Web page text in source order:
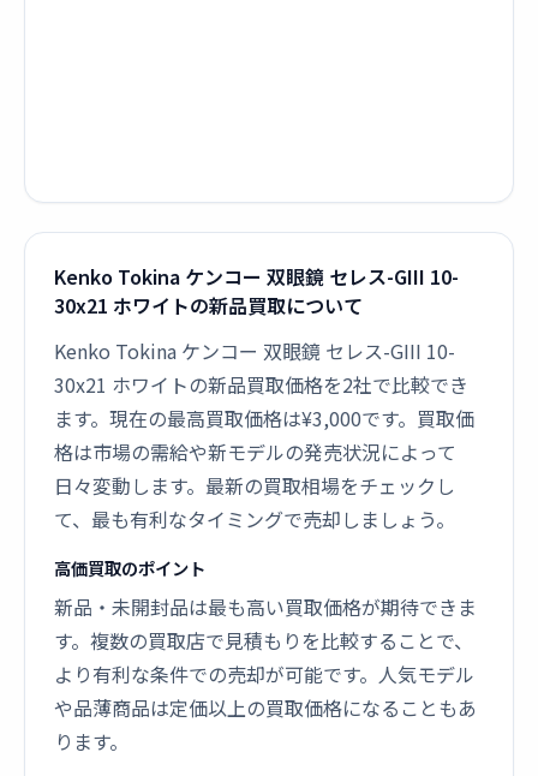
Kenko Tokina ケンコー 双眼鏡 セレス-GIII 10-
30x21 ホワイトの新品買取について
Kenko Tokina ケンコー 双眼鏡 セレス-GIII 10-
30x21 ホワイトの新品買取価格を2社で比較でき
ます。現在の最高買取価格は¥3,000です。買取価
格は市場の需給や新モデルの発売状況によって
日々変動します。最新の買取相場をチェックし
て、最も有利なタイミングで売却しましょう。
高価買取のポイント
新品・未開封品は最も高い買取価格が期待できま
す。複数の買取店で見積もりを比較することで、
より有利な条件での売却が可能です。人気モデル
や品薄商品は定価以上の買取価格になることもあ
ります。